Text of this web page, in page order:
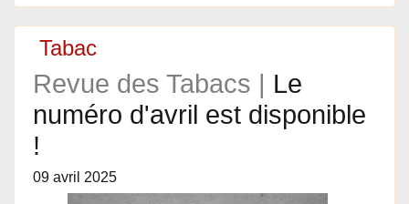
Tabac
Revue des Tabacs | Le
numéro d'avril est disponible
!
09 avril 2025